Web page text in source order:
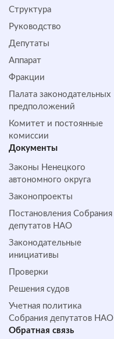
Структура
Руководство
Депутаты
Аппарат
Фракции
Палата законодательных
предположений
Комитет и постоянные
комиссии
Документы
Законы Ненецкого
автономного округа
Законопроекты
Постановления Собрания
депутатов НАО
Законодательные
инициативы
Проверки
Решения судов
Учетная политика
Собрания депутатов НАО
Обратная cвязь